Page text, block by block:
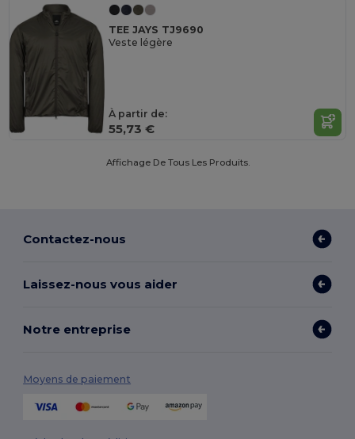
TEE JAYS TJ9690
Veste légère
À partir de:
55,73 €
Affichage De Tous Les Produits.
Contactez-nous
Laissez-nous vous aider
Notre entreprise
Moyens de paiement